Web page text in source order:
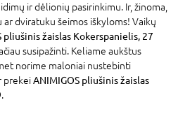
ir dėlionių pasirinkimu. Ir, žinoma,
dviratuku šeimos iškyloms! Vaikų
pliušinis žaislas Kokerspanielis, 27
susipažinti. Keliame aukštus
norime maloniai nustebinti
prekeiANIMIGOS pliušinis žaislas
.